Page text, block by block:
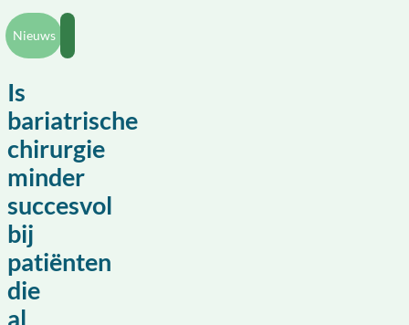
Nieuws
Is
bariatrische
chirurgie
minder
succesvol
bij
patiënten
die
al